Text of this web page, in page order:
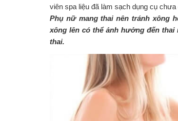
viên spa liệu đã làm sạch dụng cụ
Phụ nữ mang thai nên tránh xông
xông lên có thể ảnh hưởng đến
thai.